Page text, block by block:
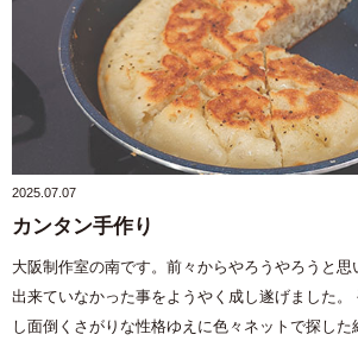
2025.07.07
カンタン手作り
大阪制作室の南です。前々からやろうやろうと思
出来ていなかった事をようやく成し遂げました
し面倒くさがりな性格ゆえに色々ネットで探し